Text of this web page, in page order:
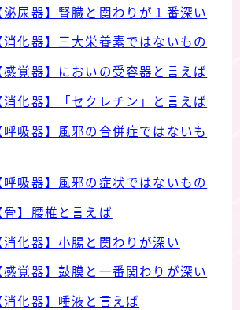
尿器】腎臓と関わりが１番深い
化器】三大栄養素ではないもの
覚器】においの受容器と言えば
化器】「セクレチン」と言えば
吸器】風邪の合併症ではないも
吸器】風邪の症状ではないもの
】腰椎と言えば
化器】小腸と関わりが深い
覚器】鼓膜と一番関わりが深い
化器】唾液と言えば